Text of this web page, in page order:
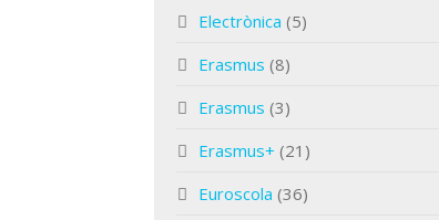
Electrònica (5)
Erasmus (8)
Erasmus (3)
Erasmus+ (21)
Euroscola (36)